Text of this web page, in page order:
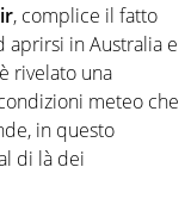
, complice il fatto
aprirsi in Australia e
rivelato una
meteo che
in questo
di là dei